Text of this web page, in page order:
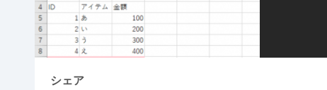
シェア